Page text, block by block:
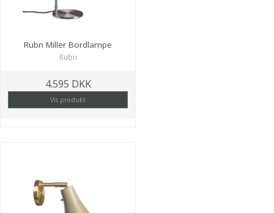
Rubn Miller Bordlampe
Rubn
4.595 DKK
Vis produkt